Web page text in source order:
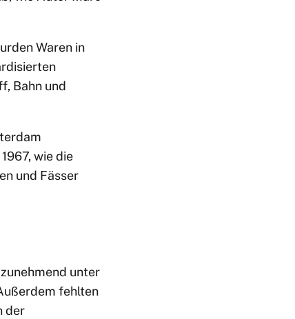
Waren in
Bahn und
wie die
und Fässer
unter
fehlten
der